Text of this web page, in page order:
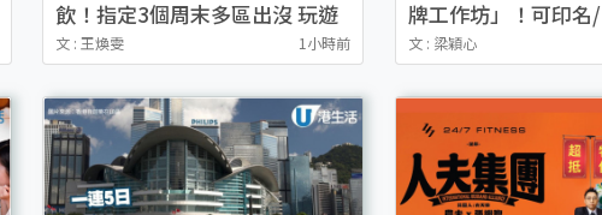
飲！指定3個周末多區出沒 玩遊
戲送手提風扇！即睇派發時間表
文 : 王煥雯 1小時前
牌工作坊」！可印
圖案！購買可調手柄
限量版貼紙
文 : 梁穎心